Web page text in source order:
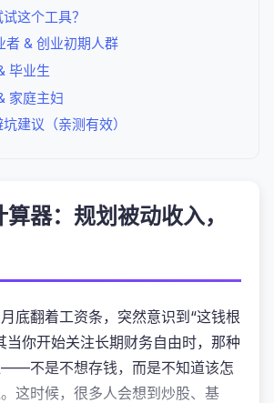
这个工具？
者 & 创业初期人群
毕业生
家庭主妇
建议（亲测有效）
器：规划被动收入，
底翻着工资条，突然意识到“这钱根
当你开始关注长期财务自由时，那种
不是不想存钱，而是不知道该怎
这时候，很多人会想到炒股、基